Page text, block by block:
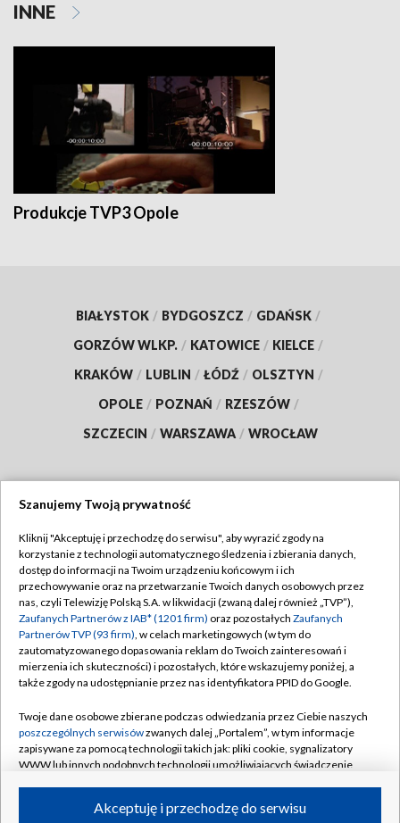
INNE
Produkcje TVP3 Opole
BIAŁYSTOK / BYDGOSZCZ / GDAŃSK /
GORZÓW WLKP. / KATOWICE / KIELCE /
KRAKÓW / LUBLIN / ŁÓDŹ / OLSZTYN /
OPOLE / POZNAŃ / RZESZÓW /
SZCZECIN / WARSZAWA / WROCŁAW
TVP
Abonament TVP
Emisja w TVP
Centrum informacji TVP
Naziemna Telewizja Cyfrowa
Rada Programowa
System NOS
Informacje o nadawcy
Program dla prasy
Regulamin TVP
Polityka prywatności
Moje zgody
Pomoc
Kontakt
Kanały
Szanujemy Twoją prywatność
Kliknij "Akceptuję i przechodzę do serwisu", aby wyrazić zgody na
korzystanie z technologii automatycznego śledzenia i zbierania danych,
dostęp do informacji na Twoim urządzeniu końcowym i ich
przechowywanie oraz na przetwarzanie Twoich danych osobowych przez
nas, czyli Telewizję Polską S.A. w likwidacji (zwaną dalej również „TVP”),
Zaufanych Partnerów z IAB* (1201 firm) oraz pozostałych Zaufanych
Partnerów TVP (93 firm), w celach marketingowych (w tym do
zautomatyzowanego dopasowania reklam do Twoich zainteresowań i
mierzenia ich skuteczności) i pozostałych, które wskazujemy poniżej, a
także zgody na udostępnianie przez nas identyfikatora PPID do Google.
Twoje dane osobowe zbierane podczas odwiedzania przez Ciebie naszych
poszczególnych serwisówzwanych dalej „Portalem”, w tym informacje
zapisywane za pomocą technologii takich jak: pliki cookie, sygnalizatory
WWW lub innych podobnych technologii umożliwiających świadczenie
ruchu w Internecie.Akceptuję i przechodzę do serwisu